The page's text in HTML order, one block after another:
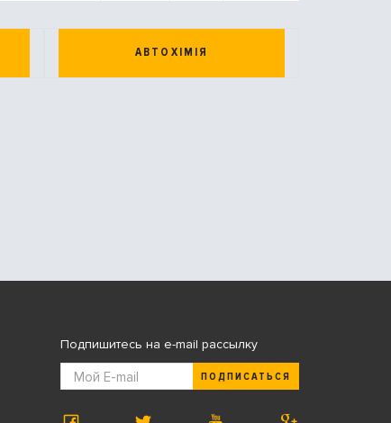
АВТОХІМІЯ
Подпишитесь на e-mail рассылку
ПОДПИСАТЬСЯ